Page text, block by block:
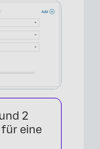
2
eine